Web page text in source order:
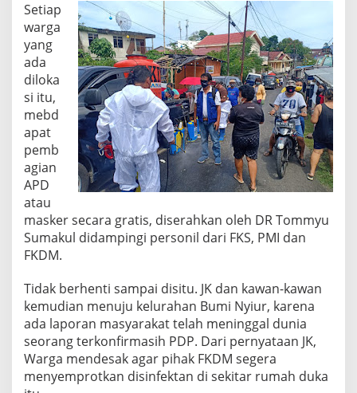
Setiap
warga
yang
ada
diloka
si itu,
mebd
apat
pemb
agian
APD
atau
masker secara gratis, diserahkan oleh DR Tommyu
Sumakul didampingi personil dari FKS, PMI dan
FKDM.
Tidak berhenti sampai disitu. JK dan kawan-kawan
kemudian menuju kelurahan Bumi Nyiur, karena
ada laporan masyarakat telah meninggal dunia
seorang terkonfirmasih PDP. Dari pernyataan JK,
Warga mendesak agar pihak FKDM segera
menyemprotkan disinfektan di sekitar rumah duka